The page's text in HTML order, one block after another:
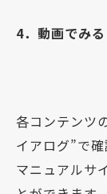
4．動画でみる
各コンテンツ
イアログ”で
マニュアルサ